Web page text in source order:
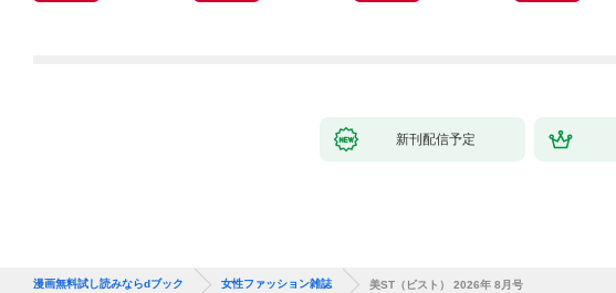
新刊配信予定
漫画無料試し読みならdブック 女性ファッション雑誌 美ST（ビスト） 2026年 8月号